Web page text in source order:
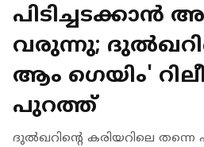
പിടിച്ചടക്കാന്‍
വരുന്നു;
ആം ഗെയിം'
പുറത്ത്
ദുല്‍ഖറിന്റെ കരിയറിലെ തന്നെ